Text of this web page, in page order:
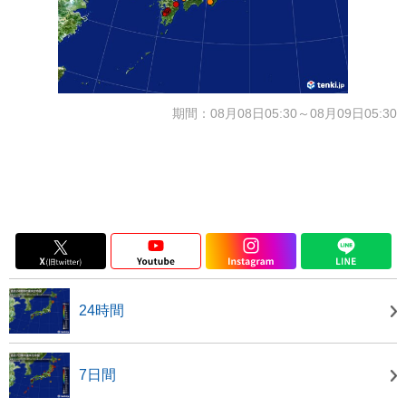
期間：08月08日05:30～08月09日05:30
24時間
7日間